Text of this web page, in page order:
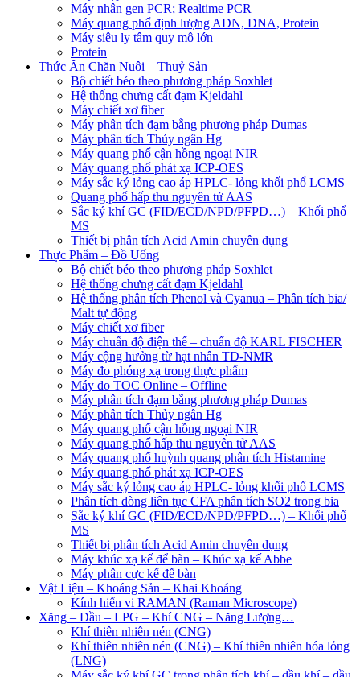
Máy nhân gen PCR; Realtime PCR
Máy quang phổ định lượng ADN, DNA, Protein
Máy siêu ly tâm quy mô lớn
Protein
Thức Ăn Chăn Nuôi – Thuỷ Sản
Bộ chiết béo theo phương pháp Soxhlet
Hệ thống chưng cất đạm Kjeldahl
Máy chiết xơ fiber
Máy phân tích đạm bằng phương pháp Dumas
Máy phân tích Thủy ngân Hg
Máy quang phổ cận hồng ngoại NIR
Máy quang phổ phát xạ ICP-OES
Máy sắc ký lỏng cao áp HPLC- lỏng khối phổ LCMS
Quang phổ hấp thu nguyên tử AAS
Sắc ký khí GC (FID/ECD/NPD/PFPD…) – Khối phổ
MS
Thiết bị phân tích Acid Amin chuyên dụng
Thực Phẩm – Đồ Uống
Bộ chiết béo theo phương pháp Soxhlet
Hệ thống chưng cất đạm Kjeldahl
Hệ thống phân tích Phenol và Cyanua – Phân tích bia/
Malt tự động
Máy chiết xơ fiber
Máy chuẩn độ điện thế – chuẩn độ KARL FISCHER
Máy cộng hưởng từ hạt nhân TD-NMR
Máy đo phóng xạ trong thực phẩm
Máy đo TOC Online – Offline
Máy phân tích đạm bằng phương pháp Dumas
Máy phân tích Thủy ngân Hg
Máy quang phổ cận hồng ngoại NIR
Máy quang phổ hấp thu nguyên tử AAS
Máy quang phổ huỳnh quang phân tích Histamine
Máy quang phổ phát xạ ICP-OES
Máy sắc ký lỏng cao áp HPLC- lỏng khối phổ LCMS
Phân tích dòng liên tục CFA phân tích SO2 trong bia
Sắc ký khí GC (FID/ECD/NPD/PFPD…) – Khối phổ
MS
Thiết bị phân tích Acid Amin chuyên dụng
Máy khúc xạ kế để bàn – Khúc xạ kế Abbe
Máy phân cực kế để bàn
Vật Liệu – Khoáng Sản – Khai Khoáng
Kính hiển vi RAMAN (Raman Microscope)
Xăng – Dầu – LPG – Khí CNG – Năng Lượng…
Khí thiên nhiên nén (CNG)
Khí thiên nhiên nén (CNG) – Khí thiên nhiên hóa lỏng
(LNG)